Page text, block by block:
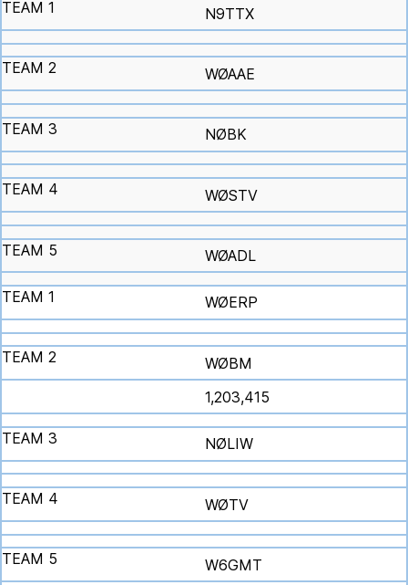
N9TTX
WØAAE
NØBK
WØSTV
WØADL
WØERP
WØBM
1,203,415
NØLIW
WØTV
W6GMT